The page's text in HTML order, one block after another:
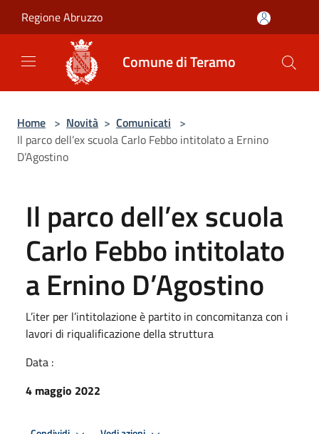
Regione Abruzzo
Comune di Teramo
Home > Novità > Comunicati >
Il parco dell’ex scuola Carlo Febbo intitolato a Ernino
D’Agostino
Il parco dell’ex scuola
Carlo Febbo intitolato
a Ernino D’Agostino
L’iter per l’intitolazione è partito in concomitanza con i
lavori di riqualificazione della struttura
Data :
4 maggio 2022